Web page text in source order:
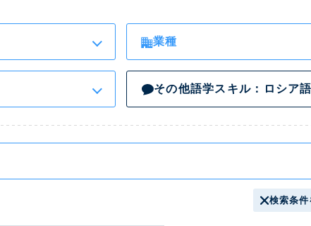
業種
その他語学スキル： ロシア
検索条件